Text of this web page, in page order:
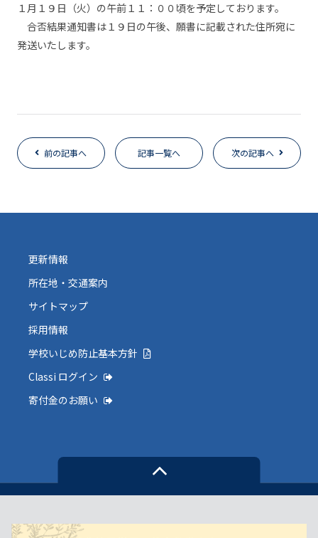
１月１９日（火）の午前１１：００頃を予定しております。
合否結果通知書は１９日の午後、願書に記載された住所宛に
発送いたします。
前の記事へ 記事一覧へ 次の記事へ
更新情報
所在地・交通案内
サイトマップ
採用情報
学校いじめ防止基本方針
Classi ログイン
寄付金のお願い